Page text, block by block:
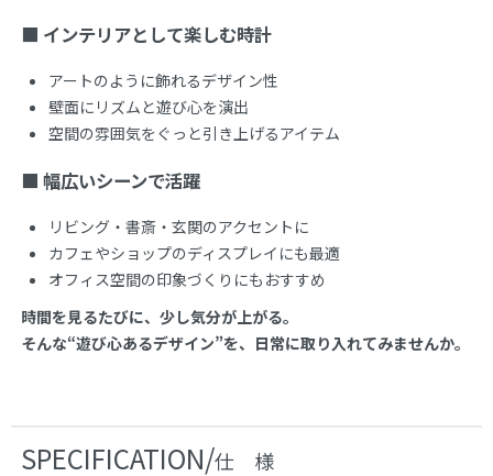
■ インテリアとして楽しむ時計
アートのように飾れるデザイン性
壁面にリズムと遊び心を演出
空間の雰囲気をぐっと引き上げるアイテム
■ 幅広いシーンで活躍
リビング・書斎・玄関のアクセントに
カフェやショップのディスプレイにも最適
オフィス空間の印象づくりにもおすすめ
時間を見るたびに、少し気分が上がる。
そんな“遊び心あるデザイン”を、日常に取り入れてみませんか。
SPECIFICATION/仕 様